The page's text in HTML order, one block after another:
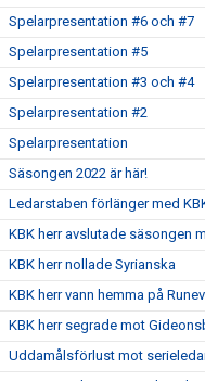
Spelarpresentation #6 och #7
Spelarpresentation #5
Spelarpresentation #3 och #4
Spelarpresentation #2
Spelarpresentation
Säsongen 2022 är här!
Ledarstaben förlänger med
KBK herr avslutade säsongen
KBK herr nollade Syrianska
KBK herr vann hemma på
KBK herr segrade mot
Uddamålsförlust mot